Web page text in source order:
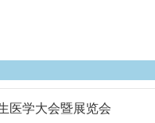
医学大会暨展览会